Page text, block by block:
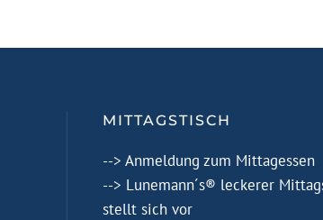
MITTAGSTISCH
-->Anmeldung zum Mittagessen
--> Lunemann´s® leckerer
stellt sich vor